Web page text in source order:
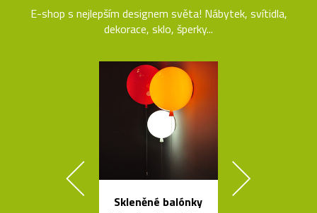
E-shop s nejlepším designem světa! Nábytek, svítidla,
dekorace, sklo, šperky...
Skleněné balónky